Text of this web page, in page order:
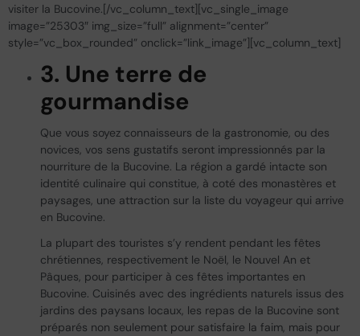
visiter la Bucovine.[/vc_column_text][vc_single_image
image=”25303″ img_size=”full” alignment=”center”
style=”vc_box_rounded” onclick=”link_image”][vc_column_text]
3. Une terre de
gourmandise
Que vous soyez connaisseurs de la gastronomie, ou des
novices, vos sens gustatifs seront impressionnés par la
nourriture de la Bucovine. La région a gardé intacte son
identité culinaire qui constitue, à coté des monastères et
paysages, une attraction sur la liste du voyageur qui arrive
en Bucovine.
La plupart des touristes s’y rendent pendant les fêtes
chrétiennes, respectivement le Noël, le Nouvel An et
Pâques, pour participer à ces fêtes importantes en
Bucovine. Cuisinés avec des ingrédients naturels issus des
jardins des paysans locaux, les repas de la Bucovine sont
préparés non seulement pour satisfaire la faim, mais pour